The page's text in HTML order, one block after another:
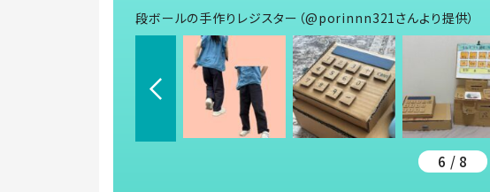
段ボールの手作りレジスター（@porinnn321さんより提供）
6 / 8